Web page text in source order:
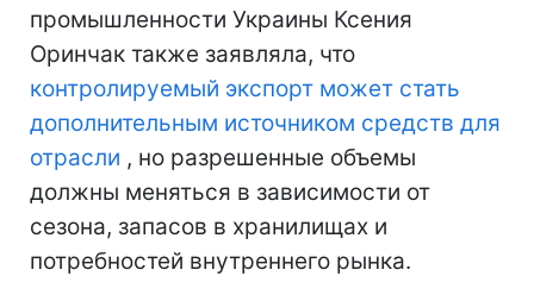
промышленности Украины Ксения
Оринчак также заявляла, что
контролируемый экспорт может стать
дополнительным источником средств для
отрасли , но разрешенные объемы
должны меняться в зависимости от
сезона, запасов в хранилищах и
потребностей внутреннего рынка.